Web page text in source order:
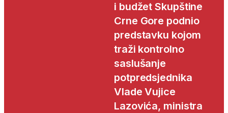
i budžet Skupštine
Crne Gore podnio
predstavku kojom
traži kontrolno
saslušanje
potpredsjednika
Vlade Vujice
Lazovića, ministra